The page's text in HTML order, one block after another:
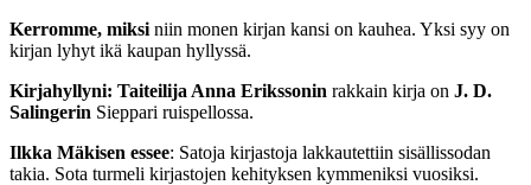
Kerromme, miksi niin monen kirjan kansi on kauhea. Yksi syy on
kirjan lyhyt ikä kaupan hyllyssä.
Kirjahyllyni: Taiteilija Anna Erikssonin rakkain kirja on J. D.
Salingerin Sieppari ruispellossa.
Ilkka Mäkisen essee: Satoja kirjastoja lakkautettiin sisällissodan
takia. Sota turmeli kirjastojen kehityksen kymmeniksi vuosiksi.